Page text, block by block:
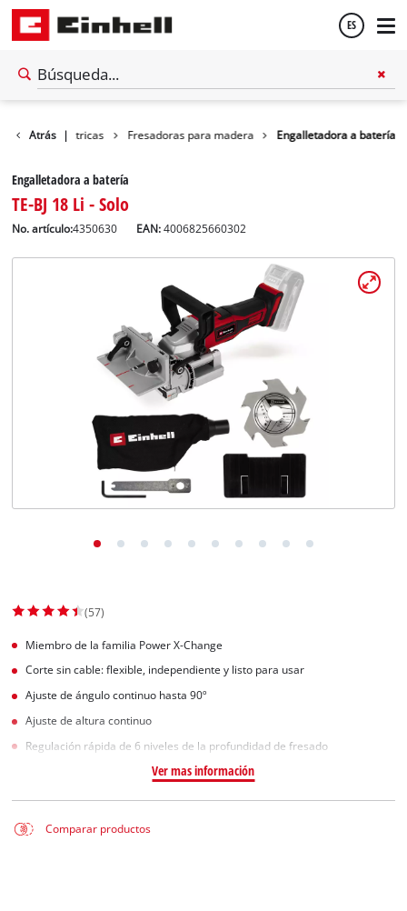
ES
Atrás |
eléctricas Fresadoras para madera Engalletadora a batería
Engalletadora a batería
TE-BJ 18 Li - Solo
No. artículo:4350630 EAN:4006825660302
(57)
Miembro de la familia Power X-Change
Corte sin cable: flexible, independiente y listo para usar
Ajuste de ángulo continuo hasta 90º
Ajuste de altura continuo
Regulación rápida de 6 niveles de la profundidad de fresado
Ver mas información
Comparar productos